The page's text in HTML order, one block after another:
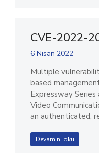
CVE-2022-
6 Nisan 2022
Multiple
based
Expressway
Video
an authenticated,
Devamını oku